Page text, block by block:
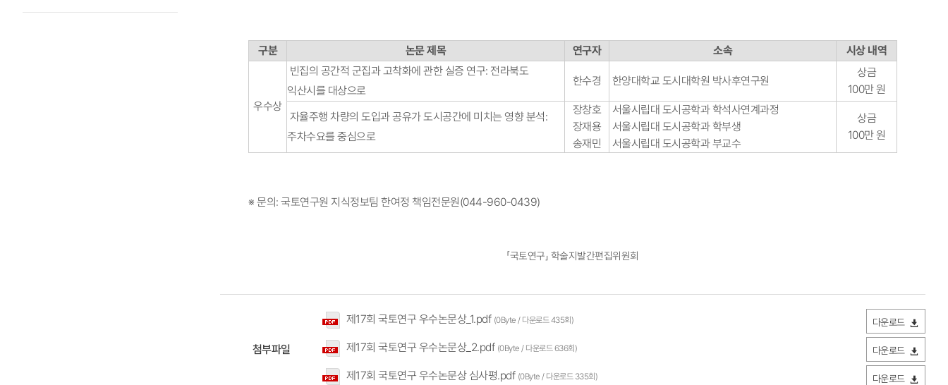
구분 논문 제목 연구자 소속 시상 내역
우수상
빈집의 공간적 군집과 고착화에 관한 실증 연구: 전라북도
익산시를 대상으로
한수경 한양대학교 도시대학원 박사후연구원
상금
100만 원​
자율주행 차량의 도입과 공유가 도시공간에 미치는 영향 분석:
주차수요를 중심으로
장창호
장재용
송재민​
서울시립대 도시공학과 학석사연계과정
서울시립대 도시공학과 학부생
서울시립대 도시공학과 부교수​
상금
100만 원​
※ 문의: 국토연구원 지식정보팀 한여정 책임전문원(044-960-0439)
「국토연구」 학술지발간편집위원회
첨부파일
제17회 국토연구 우수논문상_1.pdf (0Byte / 다운로드 435회) 다운로드
제17회 국토연구 우수논문상_2.pdf (0Byte / 다운로드 636회) 다운로드
제17회 국토연구 우수논문상 심사평.pdf (0Byte / 다운로드 335회) 다운로드